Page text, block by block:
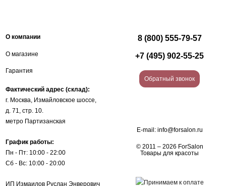
О компании
О магазине
Гарантия
Фактический адрес (склад):
г. Москва, Измайловское шоссе,
д. 71, стр. 10.
метро Партизанская
График работы:
Пн - Пт: 10:00 - 22:00
Сб - Вс: 10:00 - 20:00
ИП Измаилов Руслан Энверович
8 (800) 555-79-57
+7 (495) 902-55-25
Обратный звонок
E-mail: info@forsalon.ru
© 2011 – 2026 ForSalon
Товары для красоты